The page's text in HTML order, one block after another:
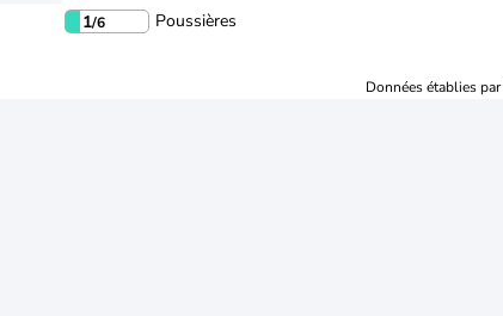
1/6 Poussières
Données établies par